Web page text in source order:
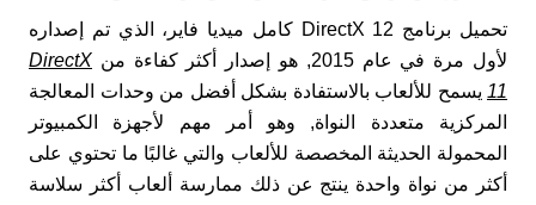
تحميل برنامج DirectX 12 كامل ميديا فاير، الذي تم إصداره
لأول مرة في عام 2015, هو إصدار أكثر كفاءة من
DirectX
11 يسمح للألعاب بالاستفادة بشكل أفضل من وحدات المعالجة
المركزية متعددة النواة, وهو أمر مهم لأجهزة الكمبيوتر
المحمولة الحديثة المخصصة للألعاب والتي غالبًا ما تحتوي على
أكثر من نواة واحدة ينتج عن ذلك ممارسة ألعاب أكثر سلاسة